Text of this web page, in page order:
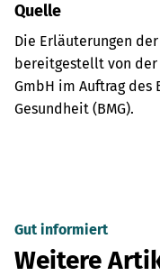
Quelle
Die Erläuterungen der
bereitgestellt von der
GmbH im Auftrag
Gesundheit (BMG).
Gut informiert
Weitere